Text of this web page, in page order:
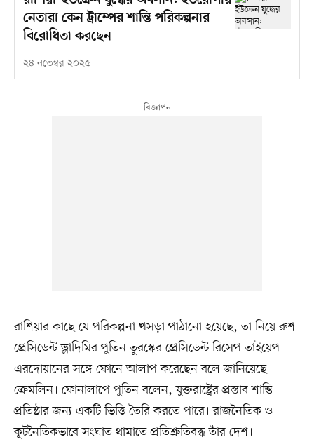
নেতারা কেন ট্রাম্পের শান্তি পরিকল্পনার
বিরোধিতা করছেন
২৪ নভেম্বর ২০২৫
রাশিয়ার কাছে যে পরিকল্পনা খসড়া পাঠানো হয়েছে, তা নিয়ে রুশ
প্রেসিডেন্ট ভ্লাদিমির পুতিন তুরস্কের প্রেসিডেন্ট রিসেপ তাইয়েপ
এরদোয়ানের সঙ্গে ফোনে আলাপ করেছেন বলে জানিয়েছে
ক্রেমলিন। ফোনালাপে পুতিন বলেন, যুক্তরাষ্ট্রের প্রস্তাব শান্তি
প্রতিষ্ঠার জন্য একটি ভিত্তি তৈরি করতে পারে। রাজনৈতিক ও
কূটনৈতিকভাবে সংঘাত থামাতে প্রতিশ্রুতিবদ্ধ তাঁর দেশ।